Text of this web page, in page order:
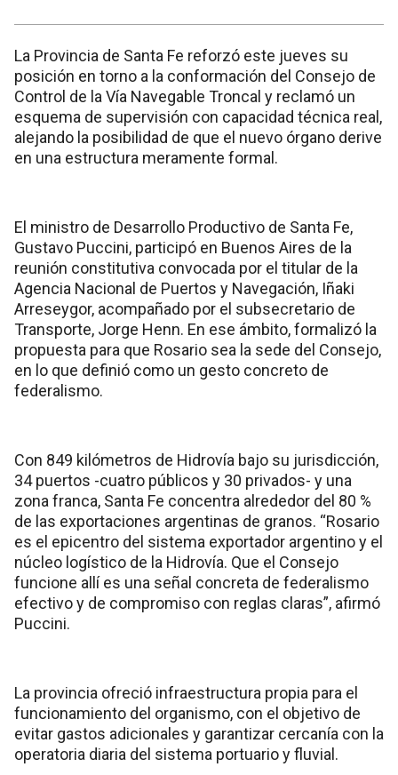
La Provincia de Santa Fe reforzó este jueves su
posición en torno a la conformación del Consejo de
Control de la Vía Navegable Troncal y reclamó un
esquema de supervisión con capacidad técnica real,
alejando la posibilidad de que el nuevo órgano derive
en una estructura meramente formal.
El ministro de Desarrollo Productivo de Santa Fe,
Gustavo Puccini, participó en Buenos Aires de la
reunión constitutiva convocada por el titular de la
Agencia Nacional de Puertos y Navegación, Iñaki
Arreseygor, acompañado por el subsecretario de
Transporte, Jorge Henn. En ese ámbito, formalizó la
propuesta para que Rosario sea la sede del Consejo,
en lo que definió como un gesto concreto de
federalismo.
Con 849 kilómetros de Hidrovía bajo su jurisdicción,
34 puertos -cuatro públicos y 30 privados- y una
zona franca, Santa Fe concentra alrededor del 80 %
de las exportaciones argentinas de granos. “Rosario
es el epicentro del sistema exportador argentino y el
núcleo logístico de la Hidrovía. Que el Consejo
funcione allí es una señal concreta de federalismo
efectivo y de compromiso con reglas claras”, afirmó
Puccini.
La provincia ofreció infraestructura propia para el
funcionamiento del organismo, con el objetivo de
evitar gastos adicionales y garantizar cercanía con la
operatoria diaria del sistema portuario y fluvial.